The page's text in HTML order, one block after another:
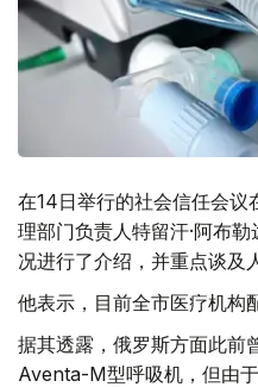
在14日举行的社会信任会议
理部门负责人特留汗·阿布
况进行了介绍，并重点谈及
他表示，目前全市医疗机构
据其透露，俄罗斯方面此前
Aventa-M型呼吸机，但由